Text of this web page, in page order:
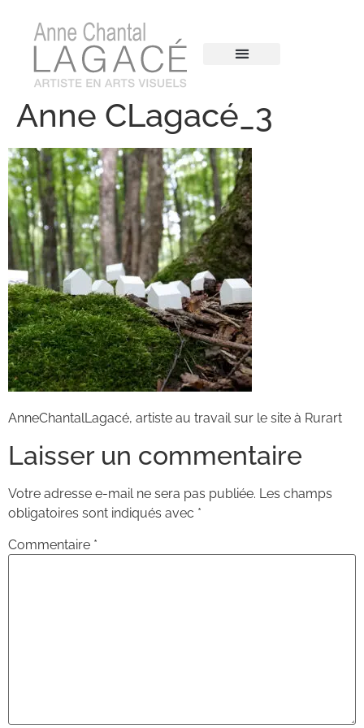
Anne CLagacé_3
AnneChantalLagacé, artiste au travail sur le site à Rurart
Laisser un commentaire
Votre adresse e-mail ne sera pas publiée. Les champs
obligatoires sont indiqués avec *
Commentaire *